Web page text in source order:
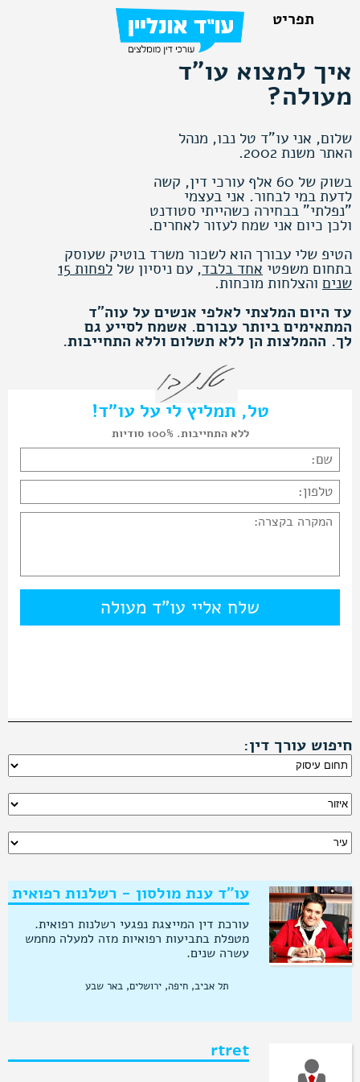
איך למצוא עו"ד
מעולה?
שלום, אני עו"ד טל נבו, מנהל
האתר משנת 2002.
בשוק של 60 אלף עורכי דין, קשה
לדעת במי לבחור. אני בעצמי
"נפלתי" בבחירה כשהייתי סטודנט
ולכן כיום אני שמח לעזור לאחרים.
הטיפ שלי עבורך הוא לשכור משרד בוטיק שעוסק
בתחום משפטי אחד בלבד, עם ניסיון של לפחות 15
שנים והצלחות מוכחות.
עד היום המלצתי לאלפי אנשים על עוה"ד
המתאימים ביותר עבורם. אשמח לסייע גם
לך. ההמלצות הן ללא תשלום וללא התחייבות.
טל, תמליץ לי על עו"ד!
ללא התחייבות. 100% סודיות
חיפוש עורך דין:
עו"ד ענת מולסון - רשלנות רפואית
עורכת דין המייצגת נפגעי רשלנות רפואית.
מטפלת בתביעות רפואיות מזה למעלה מחמש
עשרה שנים.
משמשת כבוררת ומגשרת מטעם לשכת עורכי
הדין בתחום הרשלנות הרפואית.
מרצה בכנסים והשתלמויות של עורכי דין
תל אביב, חיפה, ירושלים, באר שבע
rtret